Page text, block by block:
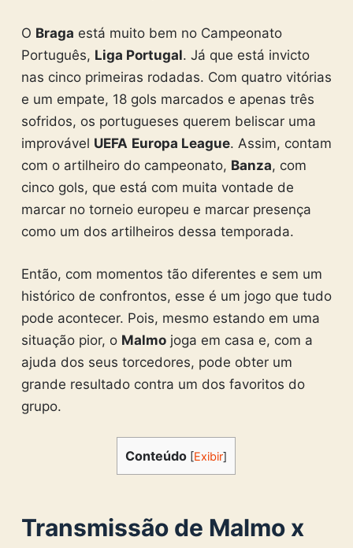
O Braga está muito bem no Campeonato
Português, Liga Portugal. Já que está invicto
nas cinco primeiras rodadas. Com quatro vitórias
e um empate, 18 gols marcados e apenas três
sofridos, os portugueses querem beliscar uma
improvável UEFA Europa League. Assim, contam
com o artilheiro do campeonato, Banza, com
cinco gols, que está com muita vontade de
marcar no torneio europeu e marcar presença
como um dos artilheiros dessa temporada.
Então, com momentos tão diferentes e sem um
histórico de confrontos, esse é um jogo que tudo
pode acontecer. Pois, mesmo estando em uma
situação pior, o Malmojoga em casa e, com a
ajuda dos seus torcedores, pode obter um
grande resultado contra um dos favoritos do
grupo.
Conteúdo [Exibir]
Transmissão de Malmo x